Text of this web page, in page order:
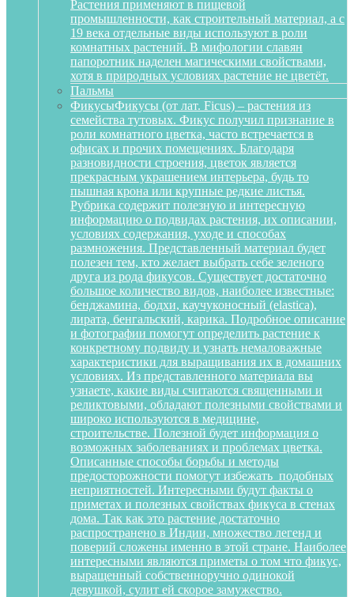
Растения применяют в пищевой
промышленности, как строительный материал, а с
19 века отдельные виды используют в роли
комнатных растений. В мифологии славян
папоротник наделен магическими свойствами,
хотя в природных условиях растение не цветёт.
Пальмы
ФикусыФикусы (от лат. Ficus) – растения из
семейства тутовых. Фикус получил признание в
роли комнатного цветка, часто встречается в
офисах и прочих помещениях. Благодаря
разновидности строения, цветок является
прекрасным украшением интерьера, будь то
пышная крона или крупные редкие листья.
Рубрика содержит полезную и интересную
информацию о подвидах растения, их описании,
условиях содержания, уходе и способах
размножения. Представленный материал будет
полезен тем, кто желает выбрать себе зеленого
друга из рода фикусов. Существует достаточно
большое количество видов, наиболее известные:
бенджамина, бодхи, каучуконосный (elastica),
лирата, бенгальский, карика. Подробное описание
и фотографии помогут определить растение к
конкретному подвиду и узнать немаловажные
характеристики для выращивания их в домашних
условиях. Из представленного материала вы
узнаете, какие виды считаются священными и
реликтовыми, обладают полезными свойствами и
широко используются в медицине,
строительстве. Полезной будет информация о
возможных заболеваниях и проблемах цветка.
Описанные способы борьбы и методы
предосторожности помогут избежать подобных
неприятностей. Интересными будут факты о
приметах и полезных свойствах фикуса в стенах
дома. Так как это растение достаточно
распространено в Индии, множество легенд и
поверий сложены именно в этой стране. Наиболее
интересными являются приметы о том что фикус,
выращенный собственноручно одинокой
девушкой, сулит ей скорое замужество.